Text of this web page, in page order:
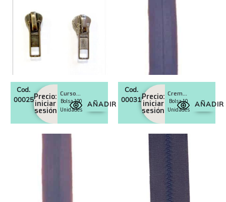
Cod.
0002510Precio:
iniciar
sesión
Cursores crem. Separador diente inyectado m5
Bolsa 100
Unidades
AÑADIR
Cod.
0003123Precio:
iniciar
sesión
Cremalleras invisible m. gruesa
Bolsa 10
Unidades
AÑADIR